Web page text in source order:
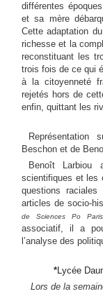
différentes
et sa mère
Cette adaptation
richesse et la
reconstituant les
trois fois de ce qui
à la citoyenneté
rejetés hors de
enfin, quittant les
Représentation
Beschon et de
Benoît Larbiou
scientifiques et les
questions raciales
articles de socio-
de Sciences Po
associatif, il a
l’analyse des
*Lycée
Lors de la